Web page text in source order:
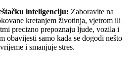
inteligenciju: Zaboravite na
kretanjem životinja, vjetrom ili
precizno prepoznaju ljude, vozila i
obavijesti samo kada se dogodi nešto
i smanjuje stres.